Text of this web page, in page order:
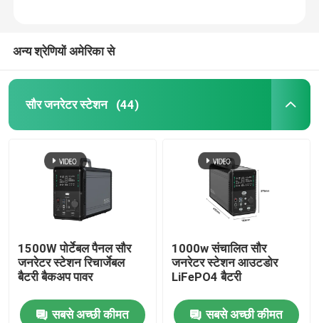
उत्पाद
हमारे बारे में
अन्य श्रेणियों अमेरिका से
सौर जनरेटर स्टेशन (44)
1500W पोर्टेबल पैनल सौर
जनरेटर स्टेशन रिचार्जेबल
बैटरी बैकअप पावर
सबसे अच्छी कीमत
1000w संचालित सौर
जनरेटर स्टेशन आउटडोर
LiFePO4 बैटरी
सबसे अच्छी कीमत